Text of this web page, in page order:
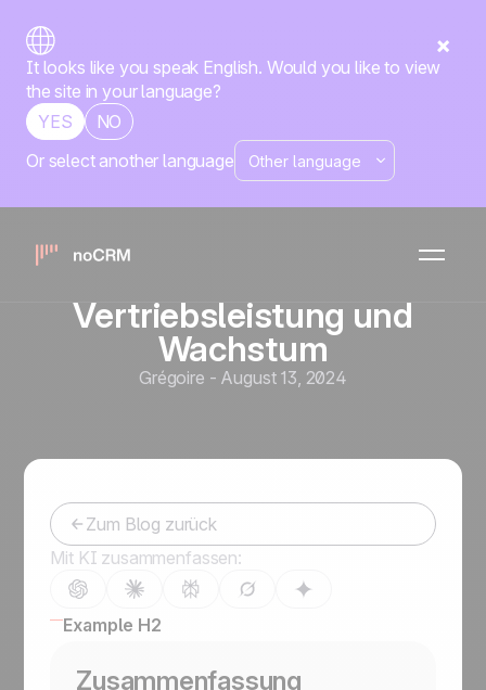
It looks like you speak English. Would you like to view
the site in your language?
YES
NO
Or select another language
Vertriebsstrategie
Prädiktive Analyse und KI
für Vertriebsteams:
Vertriebsleistung und
Wachstum
Grégoire - August 13, 2024
Zum Blog zurück
Mit KI zusammenfassen:
Example H2
Zusammenfassung